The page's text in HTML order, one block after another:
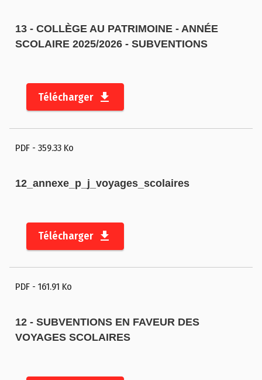
13 - COLLÈGE AU PATRIMOINE - ANNÉE
SCOLAIRE 2025/2026 - SUBVENTIONS
Télécharger
PDF - 359.33 Ko
12_annexe_p_j_voyages_scolaires
Télécharger
PDF - 161.91 Ko
12 - SUBVENTIONS EN FAVEUR DES
VOYAGES SCOLAIRES